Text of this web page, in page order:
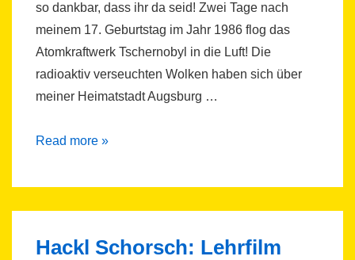
so dankbar, dass ihr da seid! Zwei Tage nach
meinem 17. Geburtstag im Jahr 1986 flog das
Atomkraftwerk Tschernobyl in die Luft! Die
radioaktiv verseuchten Wolken haben sich über
meiner Heimatstadt Augsburg …
Fridays4Future
Redebeitrag
Read more »
Hackl Schorsch: Lehrfilm